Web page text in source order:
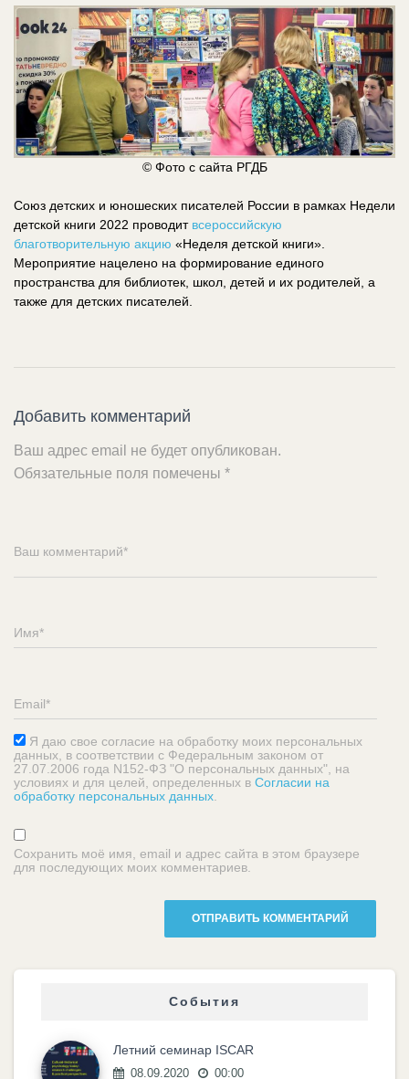
© Фото с сайта РГДБ
Союз детских и юношеских писателей России в рамках Недели
детской книги 2022 проводит всероссийскую
благотворительную акцию «Неделя детской книги».
Мероприятие нацелено на формирование единого
пространства для библиотек, школ, детей и их родителей, а
также для детских писателей.
Добавить комментарий
Ваш адрес email не будет опубликован.
Обязательные поля помечены *
Я даю свое согласие на обработку моих персональных
данных, в соответствии с Федеральным законом от
27.07.2006 года N152-ФЗ "О персональных данных", на
условиях и для целей, определенных в Согласии на
обработку персональных данных.
Сохранить моё имя, email и адрес сайта в этом браузере
для последующих моих комментариев.
События
Летний семинар ISCAR
08.09.2020 00:00